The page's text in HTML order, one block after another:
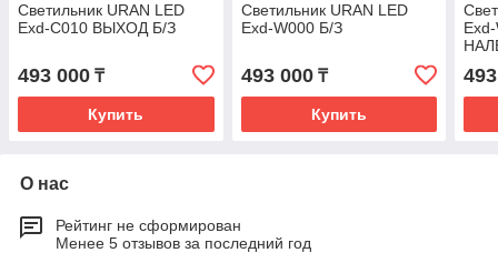
Светильник URAN LED
Exd-C010 ВЫХОД Б/З
493 000 ₸
Купить
Светильник URAN LED
Exd-W000 Б/З
493 000₸
Купить
О нас
Рейтинг не сформирован
Менее 5 отзывов за последний год